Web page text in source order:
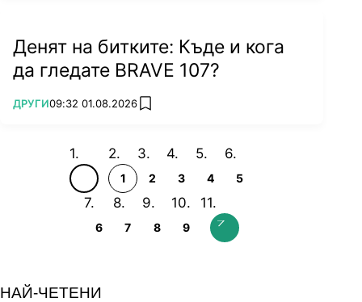
Денят на битките: Къде и кога
да гледате BRAVE 107?
ПОВЕЧЕ ОТ
ДРУГИ09:32 01.08.2026 add favorites
1 2 3 4 5
6 7 8 9
НАЙ-ЧЕТЕНИ